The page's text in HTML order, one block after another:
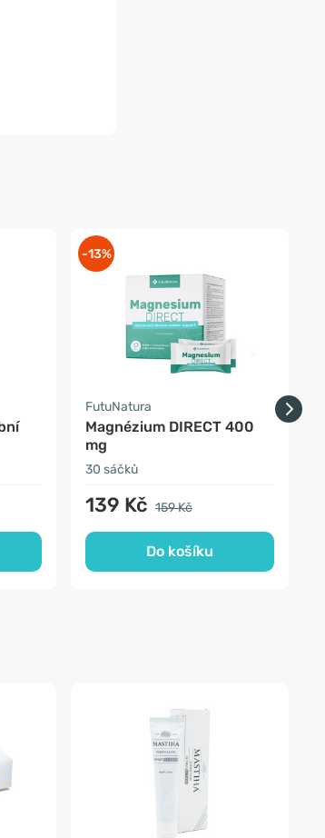
-13%
FutuNatura
Magnézium DIRECT 400
mg
30 sáčků
139 Kč 159 Kč
Do košíku